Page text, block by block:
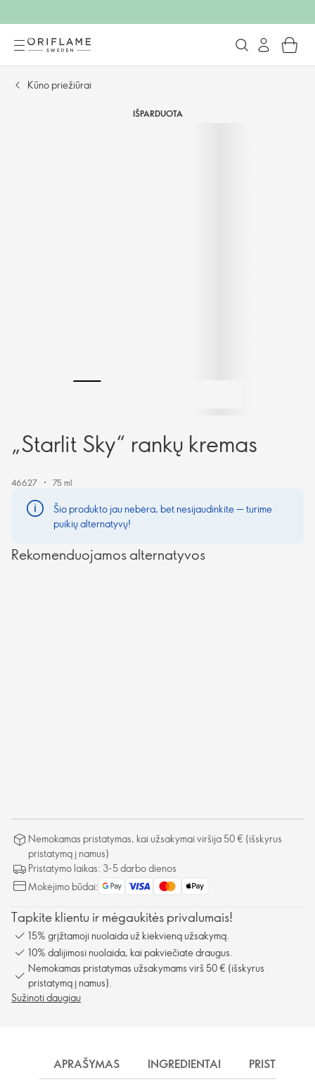
Kūno priežiūrai
IŠPARDUOTA
„Starlit Sky“ rankų kremas
46627 75 ml
Šio produkto jau nebėra, bet nesijaudinkite — turime
puikių alternatyvų!
Rekomenduojamos alternatyvos
Nemokamas pristatymas, kai užsakymai viršija 50 € (išskyrus
pristatymą į namus)
Pristatymo laikas: 3-5 darbo dienos
Mokėjimo būdai:
Tapkite klientu ir mėgaukitės privalumais!
15% grįžtamoji nuolaida už kiekvieną užsakymą.
10% dalijimosi nuolaida, kai pakviečiate draugus.
Nemokamas pristatymas užsakymams virš 50 € (išskyrus
pristatymą į namus).
Sužinoti daugiau
APRAŠYMAS INGREDIENTAI